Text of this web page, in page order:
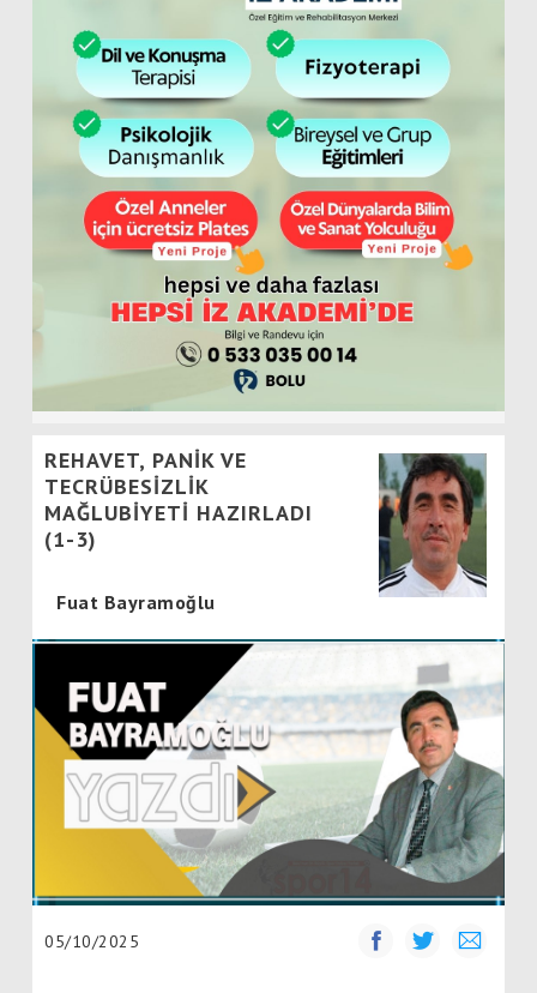
REHAVET, PANİK VE
TECRÜBESİZLİK
MAĞLUBİYETİ HAZIRLADI
(1-3)
Fuat Bayramoğlu
05/10/2025